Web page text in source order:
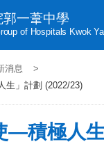
一葦中學
of Hospitals Kwok
消息
>
生」計劃 (2022/23)
—積極人